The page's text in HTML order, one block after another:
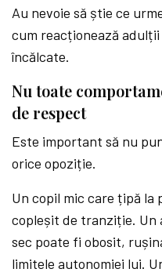
Au nevoie să știe ce
cum reacționează
încălcate.
Nu toate
de respect
Este important să nu
orice opoziție.
Un copil mic care țipă la
copleșit de tranziție. Un
sec poate fi obosit,
limitele autonomiei lui.